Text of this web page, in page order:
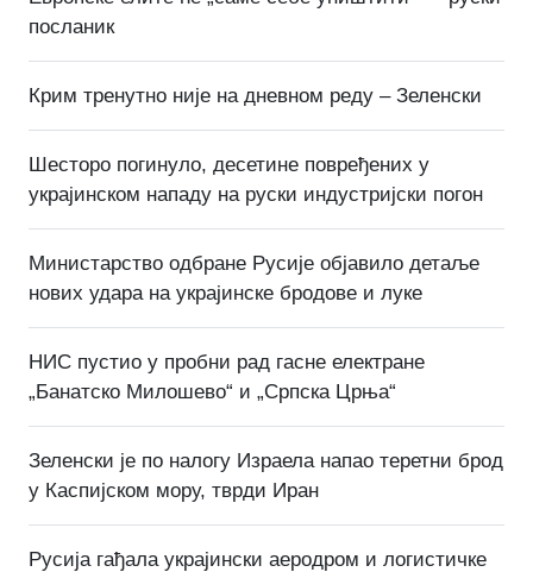
посланик
Крим тренутно није на дневном реду – Зеленски
Шесторо погинуло, десетине повређених у
украјинском нападу на руски индустријски погон
Министарство одбране Русије објавило детаље
нових удара на украјинске бродове и луке
НИС пустио у пробни рад гасне електране
„Банатско Милошево“ и „Српска Црња“
Зеленски је по налогу Израела напао теретни брод
у Каспијском мору, тврди Иран
Русија гађала украјински аеродром и логистичке